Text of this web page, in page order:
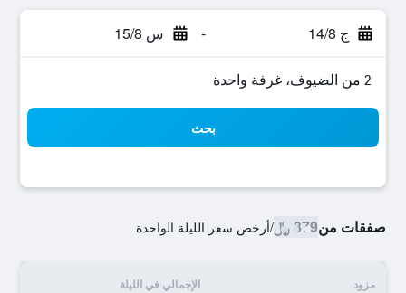
ج 14/8 - س 15/8
2 من الضيوف، غرفة واحدة
بحث
صفقات من379 ﷼ /أرخص سعر الليلة الواحدة
مزود الإجمالي في الليلة